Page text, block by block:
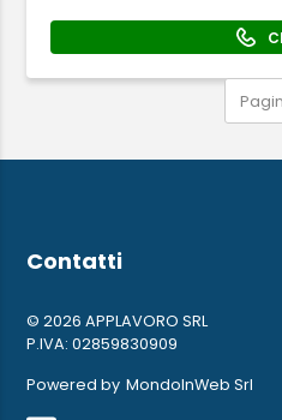
Contatti
© 2026 APPLAVORO SRL
P.IVA: 02859830909
Powered by MondoInWeb Srl